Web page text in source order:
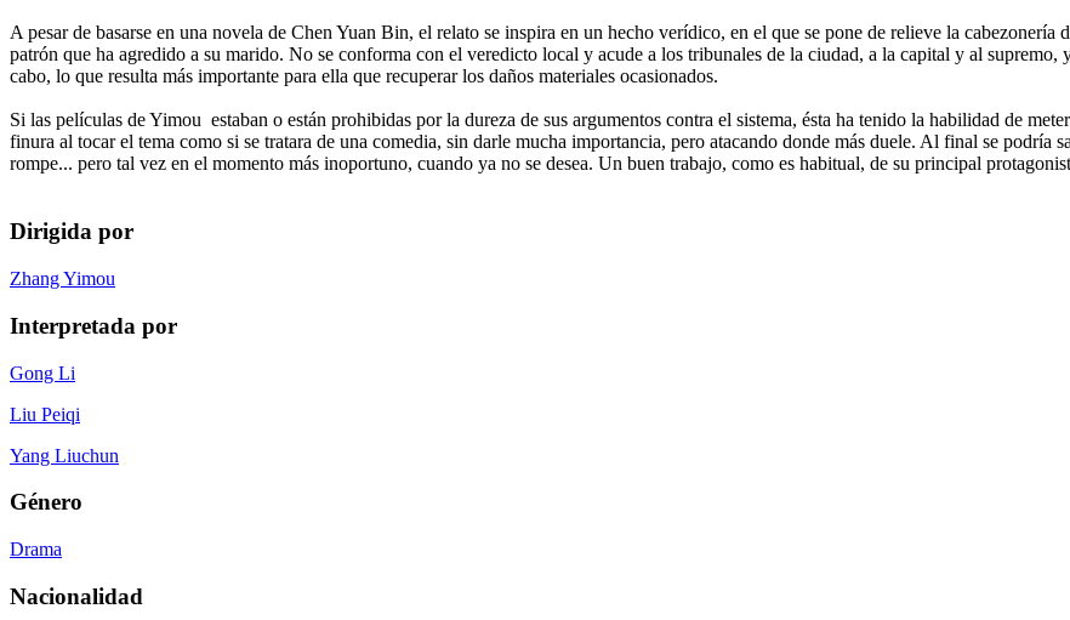
A pesar de basarse en una novela de Chen Yuan Bin, el relato se inspira en un hecho verídico, en el que se pone de relieve la
patrón que ha agredido a su marido. No se conforma con el veredicto local y acude a los tribunales de la ciudad, a la capital y al supremo,
cabo, lo que resulta más importante para ella que recuperar los daños materiales ocasionados.
Si las películas de Yimou estaban o están prohibidas por la dureza de sus argumentos contra el sistema, ésta ha tenido la habilidad de
finura al tocar el tema como si se tratara de una comedia, sin darle mucha importancia, pero atacando donde más duele. Al final se podría
rompe... pero tal vez en el momento más inoportuno, cuando ya no se desea. Un buen trabajo, como es habitual, de su principal
Dirigida por
Zhang Yimou
Interpretada por
Gong Li
Liu Peiqi
Yang Liuchun
Género
Drama
Nacionalidad